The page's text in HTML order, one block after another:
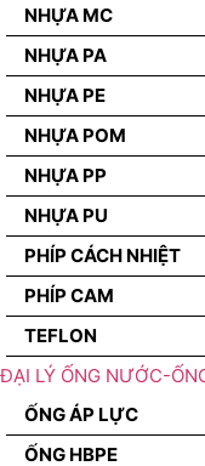
NHỰA MC
NHỰA PA
NHỰA PE
NHỰA POM
NHỰA PP
NHỰA PU
PHÍP CÁCH NHIỆT
PHÍP CAM
TEFLON
ĐẠI LÝ ỐNG NƯỚC-
ỐNG ÁP LỰC
ỐNG HBPE